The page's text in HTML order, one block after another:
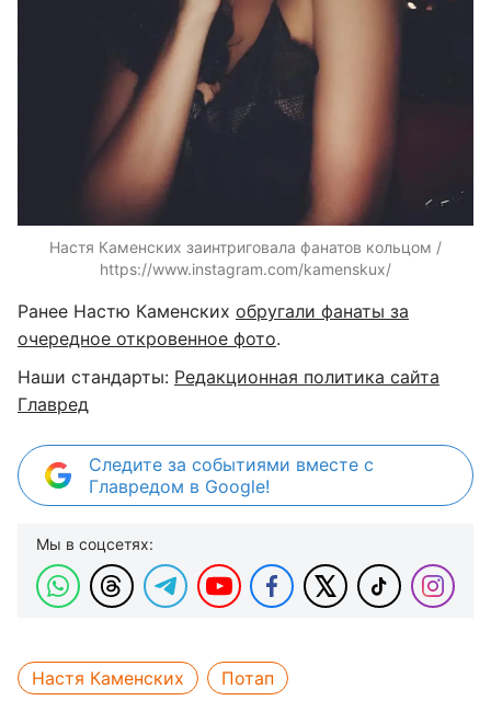
Настя Каменских заинтриговала фанатов кольцом /
https://www.instagram.com/kamenskux/
Ранее Настю Каменских обругали фанаты за
очередное откровенное фото.
Наши стандарты: Редакционная политика сайта
Главред
Следите за событиями вместе с
Главредом в Google!
Мы в соцсетях:
Настя Каменских Потап